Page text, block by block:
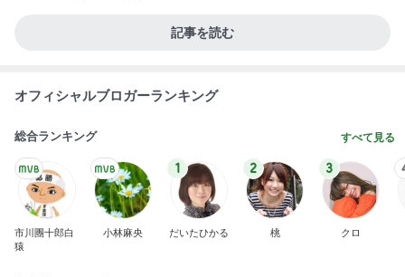
記事を読む
オフィシャルブロガーランキング
総合ランキング すべて見る
市川團十郎白
猿
小林麻央
1
だいたひかる
2
桃
3
クロ